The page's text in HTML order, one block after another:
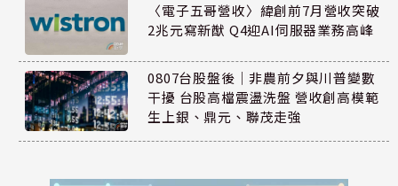
〈電子五哥營收〉緯創前7月營收突破
2兆元寫新猷 Q4迎AI伺服器業務高峰
0807台股盤後｜非農前夕與川普變數
干擾 台股高檔震盪洗盤 營收創高模範
生上銀、鼎元、聯茂走強